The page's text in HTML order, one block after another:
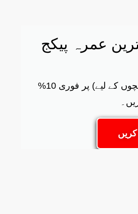
عمرہ پیکج
مزید یہ کہ احرام اور لوازمات (مرد، خواتین اور بچوں کے لیے) پر فوری 10%